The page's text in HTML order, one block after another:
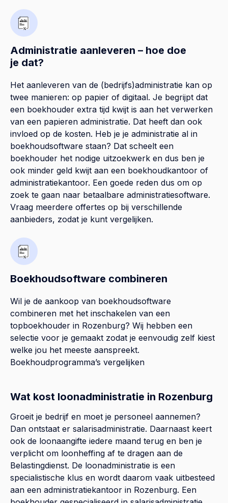
Administratie aanleveren – hoe doe
je dat?
Het aanleveren van de (bedrijfs)administratie kan op
twee manieren: op papier of digitaal. Je begrijpt dat
een boekhouder extra tijd kwijt is aan het verwerken
van een papieren administratie. Dat heeft dan ook
invloed op de kosten. Heb je je administratie al in
boekhoudsoftware staan? Dat scheelt een
boekhouder het nodige uitzoekwerk en dus ben je
ook minder geld kwijt aan een boekhoudkantoor of
administratiekantoor. Een goede reden dus om op
zoek te gaan naar betaalbare administratiesoftware.
Vraag meerdere offertes op bij verschillende
aanbieders, zodat je kunt vergelijken.
Boekhoudsoftware combineren
Wil je de aankoop van boekhoudsoftware
combineren met het inschakelen van een
topboekhouder in Rozenburg? Wij hebben een
selectie voor je gemaakt zodat je eenvoudig zelf kiest
welke jou het meeste aanspreekt.
Boekhoudprogramma’s vergelijken
Wat kost loonadministratie in Rozenburg
Groeit je bedrijf en moet je personeel aannemen?
Dan ontstaat er salarisadministratie. Daarnaast keert
ook de loonaangifte iedere maand terug en ben je
verplicht om loonheffing af te dragen aan de
Belastingdienst. De loonadministratie is een
specialistische klus en wordt daarom vaak uitbesteed
aan een administratiekantoor in Rozenburg. Een